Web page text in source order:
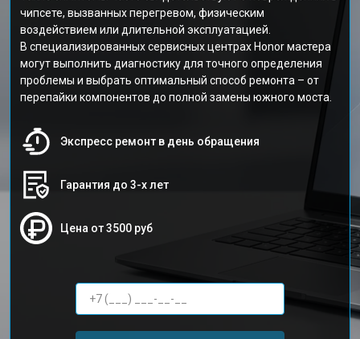
чипсете, вызванных перегревом, физическим
воздействием или длительной эксплуатацией.
В специализированных сервисных центрах Honor мастера
могут выполнить диагностику для точного определения
проблемы и выбрать оптимальный способ ремонта – от
перепайки компонентов до полной замены южного моста.
Экспресс ремонт в день обращения
Гарантия до 3-х лет
Цена от 3500 руб